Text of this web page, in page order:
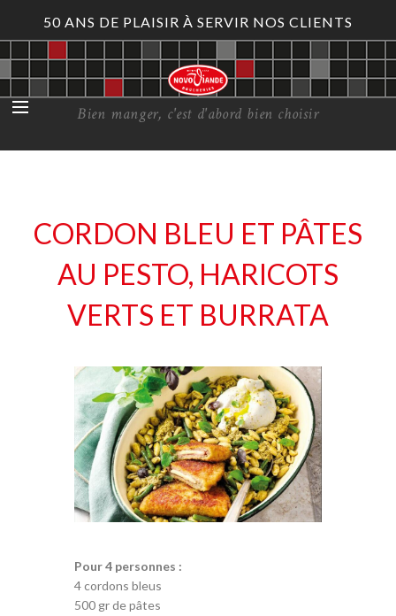
50 ANS DE PLAISIR À SERVIR NOS CLIENTS
Bien manger, c'est d'abord bien choisir
CORDON BLEU ET PÂTES
AU PESTO, HARICOTS
VERTS ET BURRATA
Pour 4 personnes :
4 cordons bleus
500 gr de pâtes